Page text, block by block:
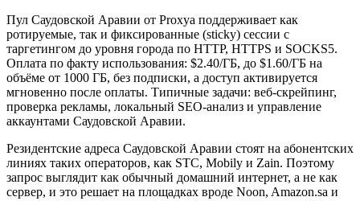
Пул Саудовской Аравии от Proxya поддерживает как
ротируемые, так и фиксированные (sticky) сессии с
таргетингом до уровня города по HTTP, HTTPS и SOCKS5.
Оплата по факту использования: $2.40/ГБ, до $1.60/ГБ на
объёме от 1000 ГБ, без подписки, а доступ активируется
мгновенно после оплаты. Типичные задачи: веб-скрейпинг,
проверка рекламы, локальный SEO-анализ и управление
аккаунтами Саудовской Аравии.
Резидентские адреса Саудовской Аравии стоят на абонентских
линиях таких операторов, как STC, Mobily и Zain. Поэтому
запрос выглядит как обычный домашний интернет, а не как
сервер, и это решает на площадках вроде Noon, Amazon.sa и